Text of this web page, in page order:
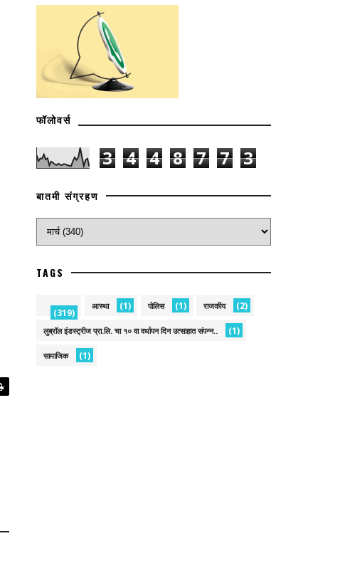
फॉलोवर्स
3 4 4 8 7 7 3
बातमी संग्रहण
TAGS
(319)
आस्था (1) पोलिस (1) राजकीय (2)
लुब्रॉल इंडस्ट्रीज प्रा.लि. चा १० वा वर्धापन दिन उत्साहात संपन्न.. (1)
सामाजिक (1)